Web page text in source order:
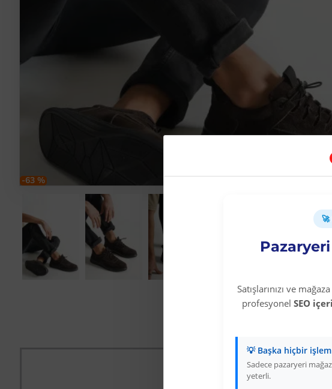
🚀
Satışlarınızı ve
profesyonel SEO
💡 Başka hiçbir
Sadece pazaryeri
yeterli.
-63 %